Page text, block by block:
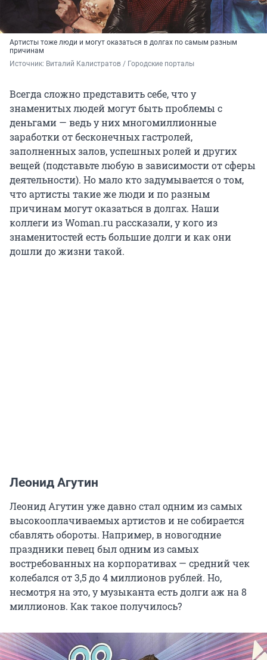
Артисты тоже люди и могут оказаться в долгах по самым разным
причинам
Источник: Виталий Калистратов / Городские порталы
Всегда сложно представить себе, что у
знаменитых людей могут быть проблемы с
деньгами — ведь у них многомиллионные
заработки от бесконечных гастролей,
заполненных залов, успешных ролей и других
вещей (подставьте любую в зависимости от сферы
деятельности). Но мало кто задумывается о том,
что артисты такие же люди и по разным
причинам могут оказаться в долгах. Наши
коллеги из Woman.ru рассказали, у кого из
знаменитостей есть большие долги и как они
дошли до жизни такой.
Леонид Агутин
Леонид Агутин уже давно стал одним из самых
высокооплачиваемых артистов и не собирается
сбавлять обороты. Например, в новогодние
праздники певец был одним из самых
востребованных на корпоративах — средний чек
колебался от 3,5 до 4 миллионов рублей. Но,
несмотря на это, у музыканта есть долги аж на 8
миллионов. Как такое получилось?